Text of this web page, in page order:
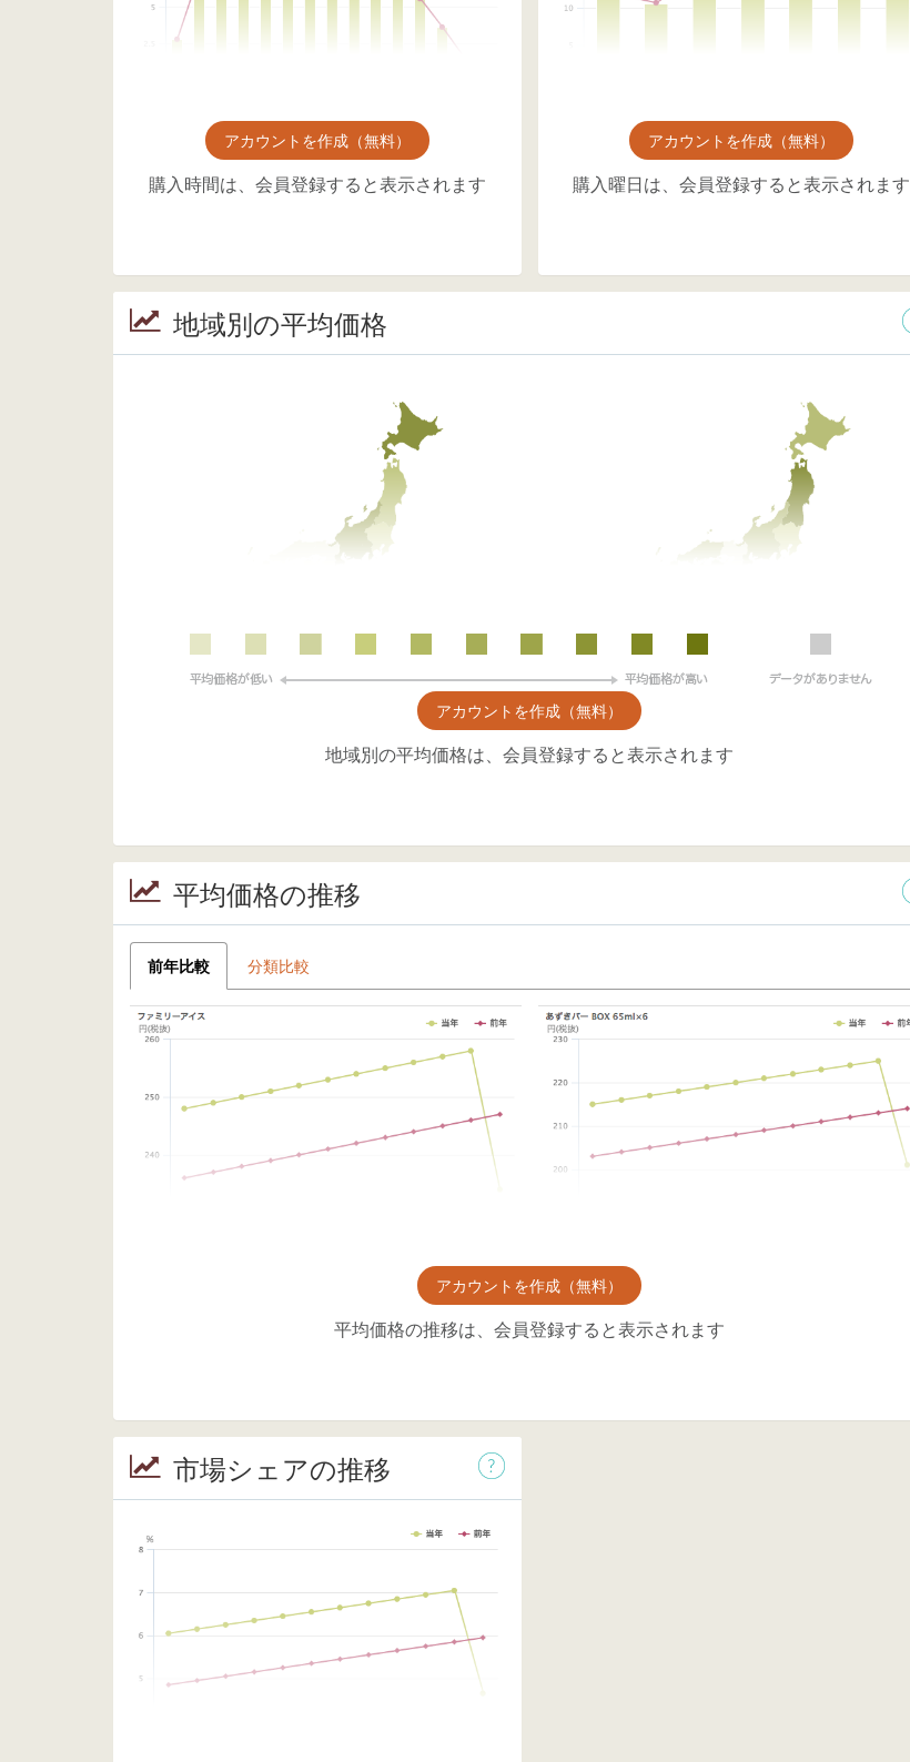
アカウントを作成（無料）
購入時間は、会員登録すると表示されます
アカウントを作成（無料）
購入曜日は、会員登録すると表示されます
地域別の平均価格
アカウントを作成（無料）
地域別の平均価格は、会員登録すると表示されます
平均価格の推移
前年比較 分類比較
アカウントを作成（無料）
平均価格の推移は、会員登録すると表示されます
市場シェアの推移